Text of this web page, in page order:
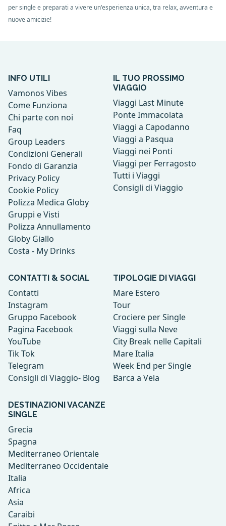
per single e preparati a vivere un'esperienza unica, tra relax, avventura e
nuove amicizie!
INFO UTILI
Vamonos Vibes
Come Funziona
Chi parte con noi
Faq
Group Leaders
Condizioni Generali
Fondo di Garanzia
Privacy Policy
Cookie Policy
Polizza Medica Globy
Gruppi e Visti
Polizza Annullamento
Globy Giallo
Costa - My Drinks
IL TUO PROSSIMO
VIAGGIO
Viaggi Last Minute
Ponte Immacolata
Viaggi a Capodanno
Viaggi a Pasqua
Viaggi nei Ponti
Viaggi per Ferragosto
Tutti i Viaggi
Consigli di Viaggio
CONTATTI & SOCIAL
Contatti
Instagram
Gruppo Facebook
Pagina Facebook
YouTube
Tik Tok
Telegram
Consigli di Viaggio- Blog
TIPOLOGIE DI VIAGGI
Mare Estero
Tour
Crociere per Single
Viaggi sulla Neve
City Break nelle Capitali
Mare Italia
Week End per Single
Barca a Vela
DESTINAZIONI VACANZE
SINGLE
Grecia
Spagna
Mediterraneo Orientale
Mediterraneo Occidentale
Italia
Africa
Asia
Caraibi